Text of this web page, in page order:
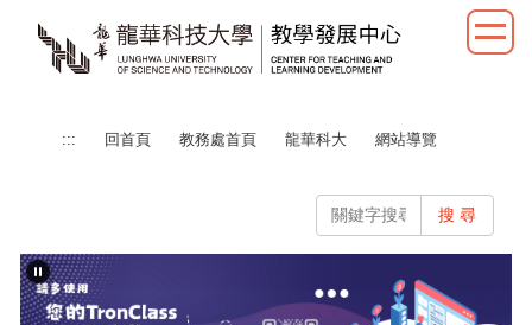
::: 回首頁 教務處首頁 龍華科大 網站導覽
搜 尋